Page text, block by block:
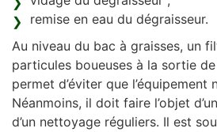
remise en eau du dégraisseur.
Au niveau du bac à graisses, un
particules boueuses à la sortie
permet d’éviter que l’équipement
Néanmoins, il doit faire l’objet
d’un nettoyage réguliers. Il est